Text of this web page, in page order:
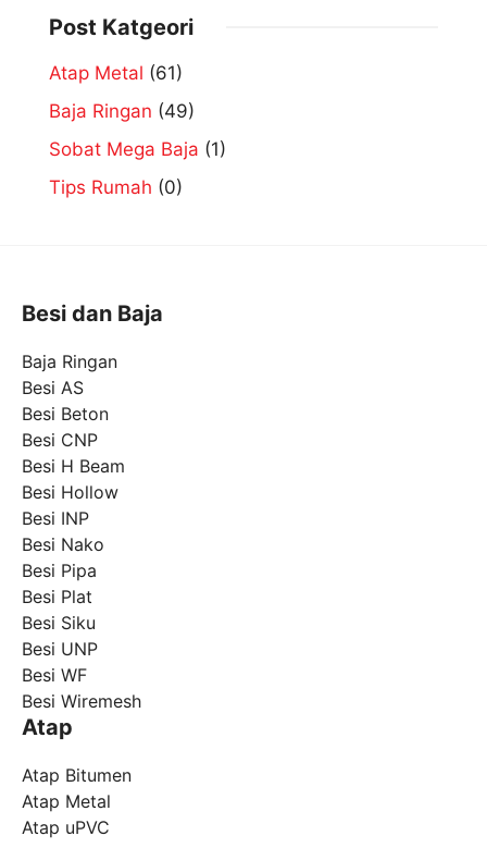
Post Katgeori
Atap Metal (61)
Baja Ringan (49)
Sobat Mega Baja (1)
Tips Rumah (0)
Besi dan Baja
Baja Ringan
Besi AS
Besi Beton
Besi CNP
Besi H Beam
Besi Hollow
Besi INP
Besi Nako
Besi Pipa
Besi Plat
Besi Siku
Besi UNP
Besi WF
Besi Wiremesh
Atap
Atap Bitumen
Atap Metal
Atap uPVC